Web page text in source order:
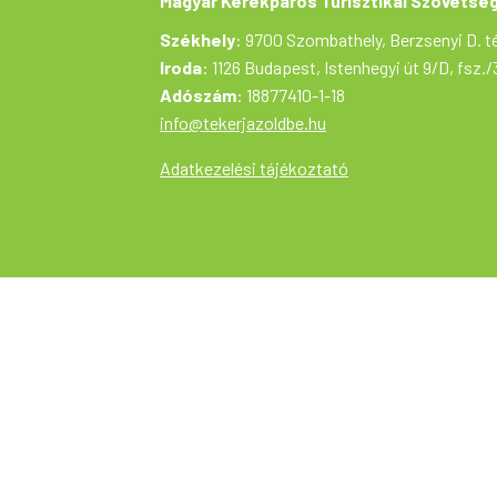
Székhely: 9700 Szombathely, Berzsenyi D.
Iroda: 1126 Budapest, Istenhegyi út 9/D, fsz./
Adószám: 18877410-1-18
info@tekerjazoldbe.hu
Adatkezelési tájékoztató